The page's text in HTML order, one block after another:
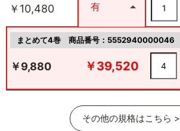
￥10,480 有
まとめて4巻 商品番号：5552940000046
￥9,880 ￥39,520
その他の規格はこちら >